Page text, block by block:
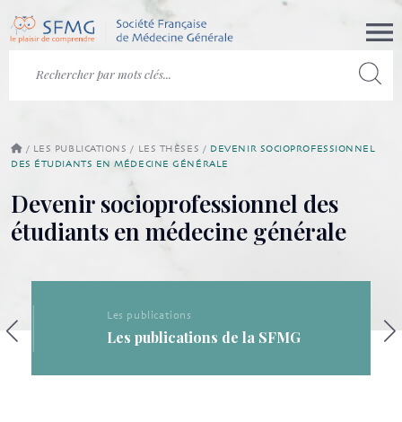
/ LES PUBLICATIONS / LES THÈSES / DEVENIR SOCIOPROFESSIONNEL
DES ÉTUDIANTS EN MÉDECINE GÉNÉRALE
Devenir socioprofessionnel des
étudiants en médecine générale
Les publications
Les publications de la SFMG